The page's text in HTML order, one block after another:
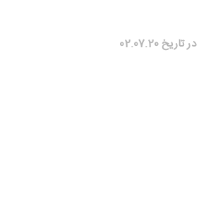
در تاریخ 02.07.20